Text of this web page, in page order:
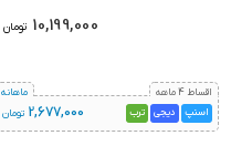
تومان 10,199,000
اقساط 4 ماهه
اسنپ
دیجی ترب 2,677,000 تومان
ماهانه